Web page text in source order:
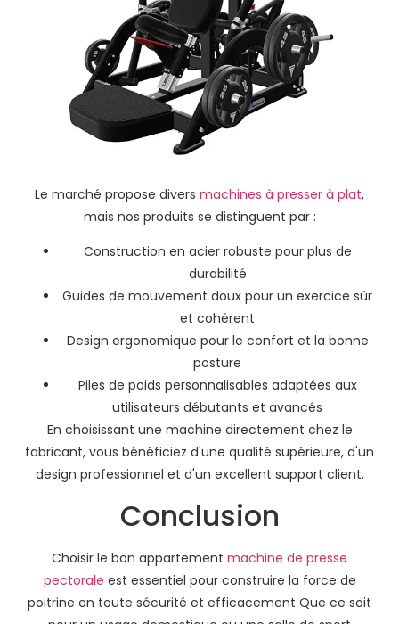
Le marché propose divers machines à presser à plat,
mais nos produits se distinguent par :
Construction en acier robuste pour plus de
durabilité
Guides de mouvement doux pour un exercice sûr
et cohérent
Design ergonomique pour le confort et la bonne
posture
Piles de poids personnalisables adaptées aux
utilisateurs débutants et avancés
En choisissant une machine directement chez le
fabricant, vous bénéficiez d'une qualité supérieure, d'un
design professionnel et d'un excellent support client.
Conclusion
Choisir le bon appartement machine de presse
pectorale est essentiel pour construire la force de
poitrine en toute sécurité et efficacement Que ce soit